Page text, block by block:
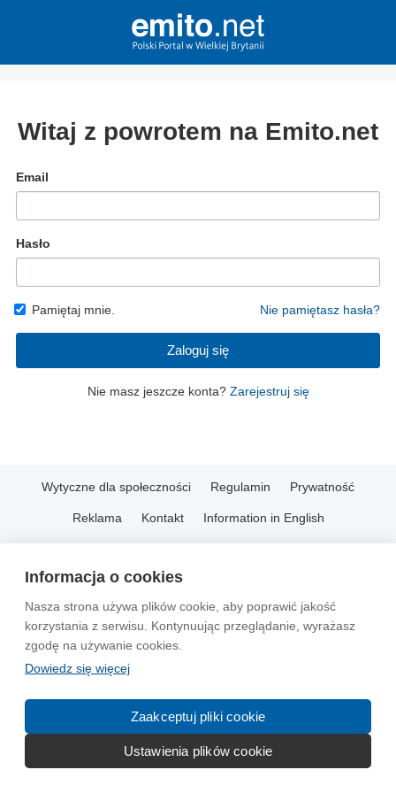
Informacja o cookies
Nasza strona używa plików cookie, aby poprawić jakość
korzystania z serwisu. Kontynuując przeglądanie, wyrażasz
zgodę na używanie cookies.
Dowiedz się więcej
Zaakceptuj pliki cookie
Ustawienia plików cookie
Witaj z powrotem na Emito.net
Email
Hasło
Pamiętaj mnie. Nie pamiętasz hasła?
Zaloguj się
Nie masz jeszcze konta? Zarejestruj się
Wytyczne dla społeczności Regulamin Prywatność
Reklama Kontakt Information in English